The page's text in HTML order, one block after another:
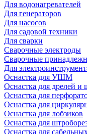
Для водонагревателей
Для генераторов
Для насосов
Для садовой техники
Для сварки
Сварочные электроды
Сварочные
Для
Оснастка для УШМ
Оснастка для дрелей и
Оснастка для
Оснастка для
Оснастка для лобзиков
Оснастка для
Оснастка для